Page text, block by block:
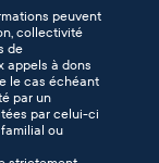
peuvent
collectivité
de
appels à dons
le cas échéant
par un
par celui-ci
ou